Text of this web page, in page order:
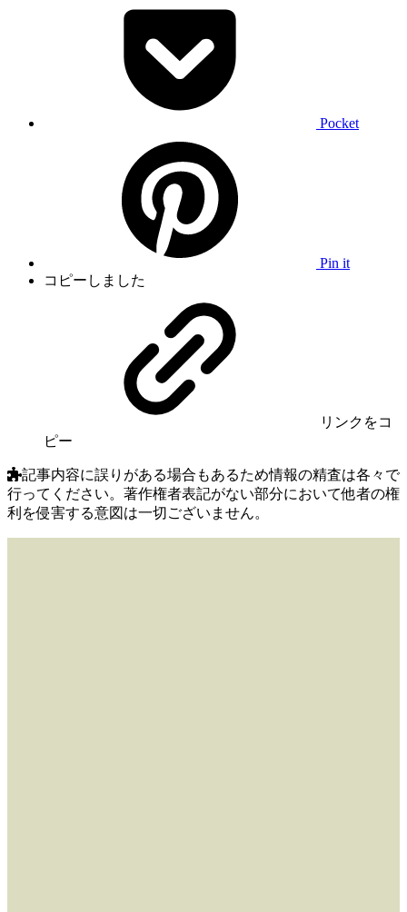
Pocket
Pin it
コピーしました
リンク をコ
ピー
記事内容に誤りがある場合もあるため情報の精査は各々で
行ってください。著作権者表記がない部分において他者の権
利を侵害する意図は一切ございません。